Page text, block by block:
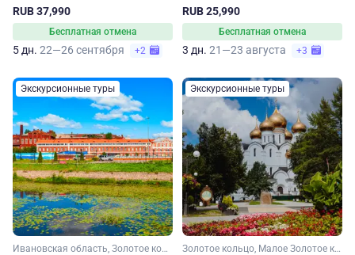
Сергиева Посада до
Владимира
RUB 37,990
Бесплатная отмена
5 дн. 22—26 сентября +2
RUB 25,990
Бесплатная отмена
3 дн. 21—23 августа +3
Экскурсионные туры
Ивановская область, Золотое кольцо, Малое Золотое кольцо
Экскурсионные туры
Золотое кольцо, Малое Золотое кольцо, Ярославская область, Ивановская область, Костромская область, Владимирская область, Московская область